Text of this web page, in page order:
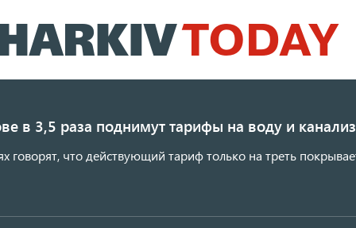
к
основному
в 3,5 раза поднимут тарифы на воду и
говорят, что действующий тариф только на треть